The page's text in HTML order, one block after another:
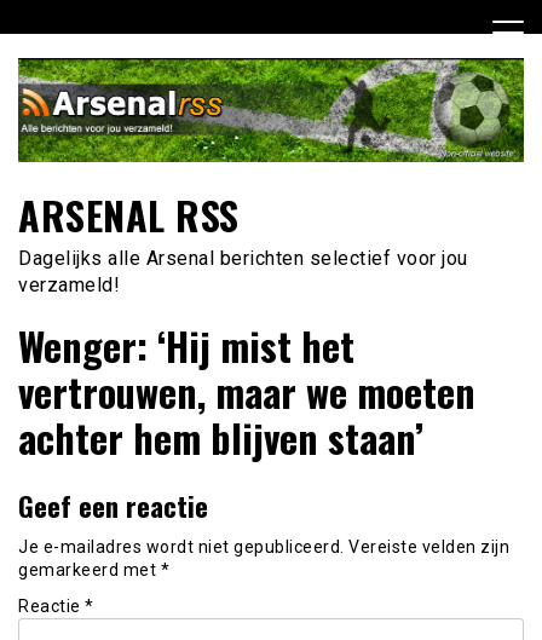
naar
inhoud
ARSENAL RSS
Dagelijks alle Arsenal berichten selectief voor jou
verzameld!
Wenger: ‘Hij mist het
vertrouwen, maar we moeten
achter hem blijven staan’
Geef een reactie
Je e-mailadres wordt niet gepubliceerd. Vereiste velden zijn
gemarkeerd met *
Reactie *